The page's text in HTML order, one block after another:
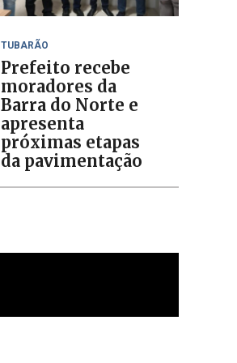
TUBARÃO
Prefeito recebe
moradores da
Barra do Norte e
apresenta
próximas etapas
da pavimentação